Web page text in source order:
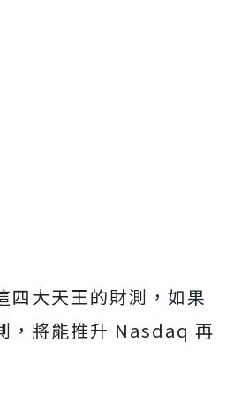
四大天王的財測，如果
，將能推升 Nasdaq 再